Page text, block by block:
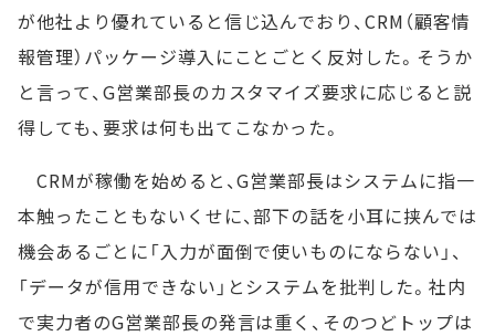
が他社より優れていると信じ込んでおり、CRM（顧客情
報管理）パッケージ導入にことごとく反対した。そうか
と言って、G営業部長のカスタマイズ要求に応じると説
得しても、要求は何も出てこなかった。
CRMが稼働を始めると、G営業部長はシステムに指一
本触ったこともないくせに、部下の話を小耳に挟んでは
機会あるごとに「入力が面倒で使いものにならない」、
「データが信用できない」とシステムを批判した。社内
で実力者のG営業部長の発言は重く、そのつどトップは